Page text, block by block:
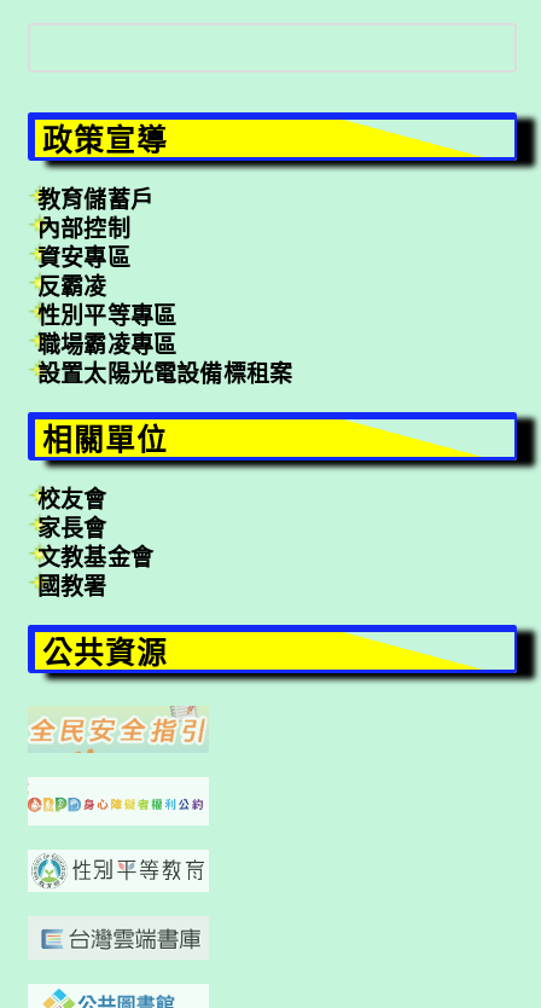
搜
尋
政策宣導
教育儲蓄戶
內部控制
資安專區
反霸凌
性別平等專區
職場霸凌專區
設置太陽光電設備標租案
相關單位
校友會
家長會
文教基金會
國教署
公共資源